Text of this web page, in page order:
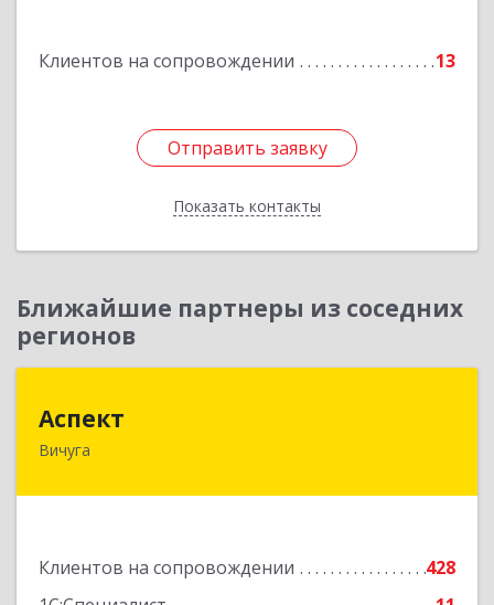
Клиентов на сопровождении 13
Отправить заявку
Показать контакты
Отправить заявку
Назад
Ближайшие партнеры из соседних
регионов
Аспект
Вичуга
Клиентов на сопровождении
428
155331, Ивановская обл, Вичугский р-н, Вичуга